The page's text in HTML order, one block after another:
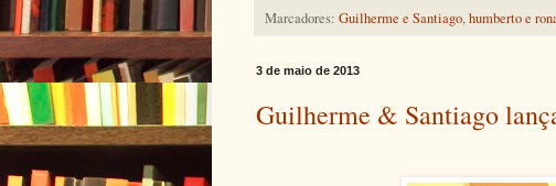
Marcadores: Guilherme e Santiago,humberto e
3 de maio de 2013
Guilherme & Santiago